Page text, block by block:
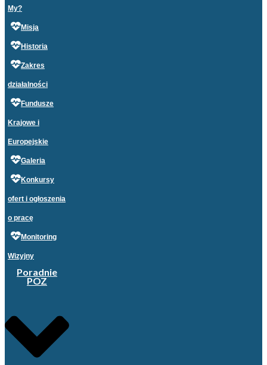
My?
Misja
Historia
Zakres
działalności
Fundusze
Krajowe i
Europejskie
Galeria
Konkursy
ofert i ogłoszenia
o pracę
Monitoring
Wizyjny
Poradnie
POZ